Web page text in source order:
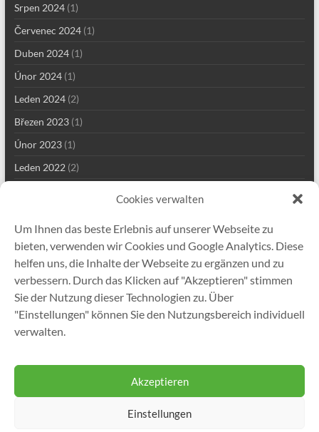
Cookies verwalten
Um Ihnen das beste Erlebnis auf unserer Webseite zu
bieten, verwenden wir Cookies und Google Analytics. Diese
helfen uns, die Inhalte der Webseite zu ergänzen und zu
verbessern. Durch das Klicken auf "Akzeptieren" stimmen
Sie der Nutzung dieser Technologien zu. Über
"Einstellungen" können Sie den Nutzungsbereich individuell
verwalten.
Akzeptieren
Einstellungen
Srpen 2024(1)
Červenec 2024(1)
Duben 2024(1)
Únor 2024(1)
Leden 2024(2)
Březen 2023(1)
Únor 2023(1)
Leden 2022(2)
Srpen 2021 (4)
Červenec 2021
(1)
Květen 2021 (7)
Duben 2021(1)
Leden 2021
Gutekunst Formfedern GmbH